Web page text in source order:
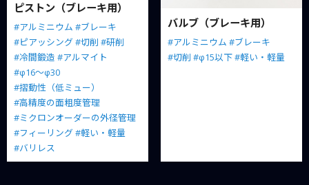
ピストン（ブレーキ用）
#アルミニウム #ブレーキ
#ピアッシング #切削 #研削
#冷間鍛造 #アルマイト
#φ16～φ30
#摺動性（低ミュー）
#高精度の面粗度管理
#ミクロンオーダーの外径管理
#フィーリング #軽い・軽量
#バリレス
バルブ（ブレーキ用）
#アルミニウム #ブレーキ
#切削 #φ15以下#軽い・軽量